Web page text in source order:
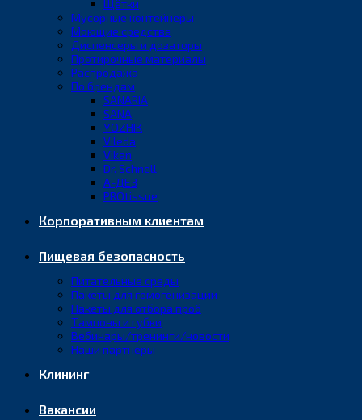
Щётки
Мусорные контейнеры
Моющие средства
Диспенсеры и дозаторы
Протирочные материалы
Распродажа
По брендам
SANARIA
SANA
YOZHIK
Vileda
Vikan
Dr. Schnell
А-ДЕЗ
PROtissue
Корпоративным клиентам
Пищевая безопасность
Питательные среды
Пакеты для гомогенизации
Пакеты для отбора проб
Тампоны и губки
Вебинары/тренинги/новости
Наши партнеры
Клининг
Вакансии